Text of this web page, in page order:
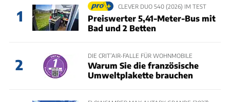
1
CLEVER DUO 540 (2026) IM TEST
Preiswerter 5,41-Meter-Bus mit
Bad und 2 Betten
2
DIE CRIT’AIR-FALLE FÜR WOHNMOBILE
Warum Sie die französische
Umweltplakette brauchen